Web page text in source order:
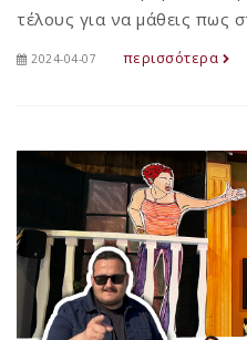
τέλους για να μάθεις πως
2024-04-07 περισσότερα